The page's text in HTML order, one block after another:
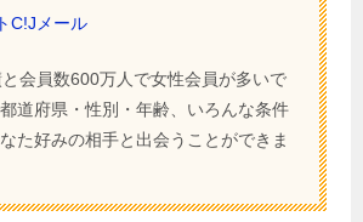
C!Jメール
会員数600万人で女性会員が多いで
道府県・性別・年齢、いろんな条件
た好みの相手と出会うことができま